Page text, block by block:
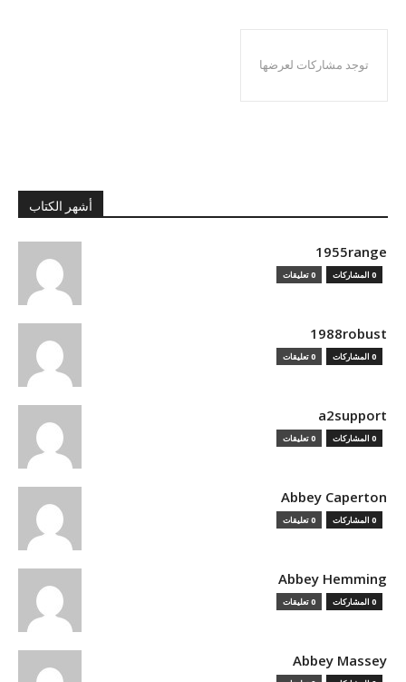
توجد مشاركات لعرضها
أشهر الكتاب
1955range
0 المشاركات 0 تعليقات
1988robust
0 المشاركات 0 تعليقات
a2support
0 المشاركات 0 تعليقات
Abbey Caperton
0 المشاركات 0 تعليقات
Abbey Hemming
0 المشاركات 0 تعليقات
Abbey Massey